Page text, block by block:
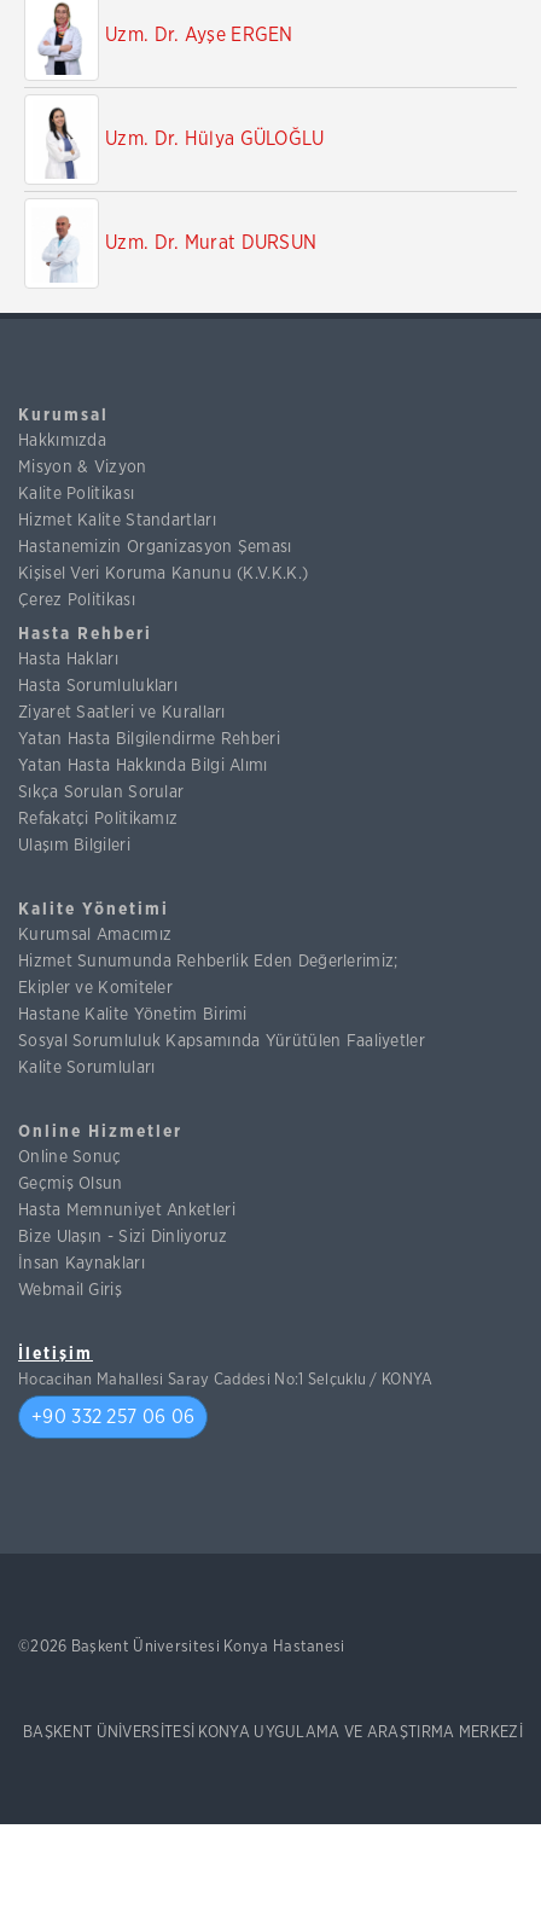
Uzm. Dr. Ayşe ERGEN
Uzm. Dr. Hülya GÜLOĞLU
Uzm. Dr. Murat DURSUN
Kurumsal
Hakkımızda
Misyon & Vizyon
Kalite Politikası
Hizmet Kalite Standartları
Hastanemizin Organizasyon Şeması
Kişisel Veri Koruma Kanunu (K.V.K.K.)
Çerez Politikası
Hasta Rehberi
Hasta Hakları
Hasta Sorumlulukları
Ziyaret Saatleri ve Kuralları
Yatan Hasta Bilgilendirme Rehberi
Yatan Hasta Hakkında Bilgi Alımı
Sıkça Sorulan Sorular
Refakatçi Politikamız
Ulaşım Bilgileri
Kalite Yönetimi
Kurumsal Amacımız
Hizmet Sunumunda Rehberlik Eden Değerlerimiz;
Ekipler ve Komiteler
Hastane Kalite Yönetim Birimi
Sosyal Sorumluluk Kapsamında Yürütülen Faaliyetler
Kalite Sorumluları
Online Hizmetler
Online Sonuç
Geçmiş Olsun
Hasta Memnuniyet Anketleri
Bize Ulaşın - Sizi Dinliyoruz
İnsan Kaynakları
Webmail Giriş
İletişim
Hocacihan Mahallesi Saray Caddesi No:1 Selçuklu / KONYA
+90 332 257 06 06
©2026 Başkent Üniversitesi Konya Hastanesi
BAŞKENT ÜNİVERSİTESİ KONYA UYGULAMA VE ARAŞTIRMA MERKEZİ